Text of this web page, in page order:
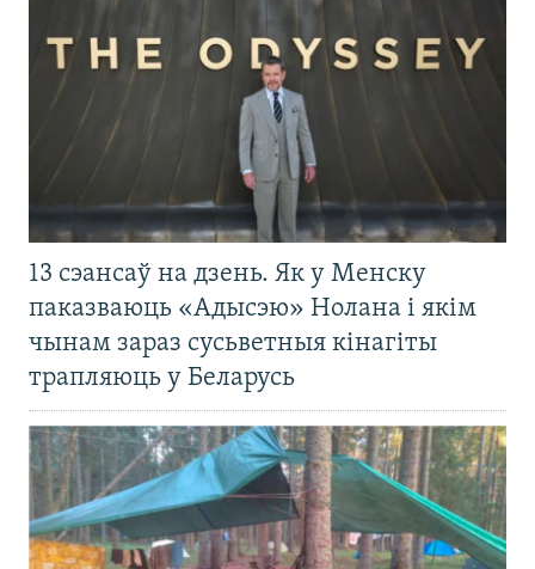
13 сэансаў на дзень. Як у Менску
паказваюць «Адысэю» Нолана і якім
чынам зараз сусьветныя кінагіты
трапляюць у Беларусь